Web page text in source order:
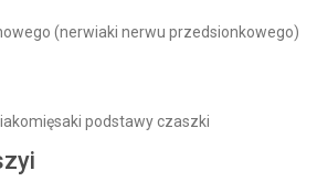
(nerwiaki nerwu przedsionkowego)
podstawy czaszki